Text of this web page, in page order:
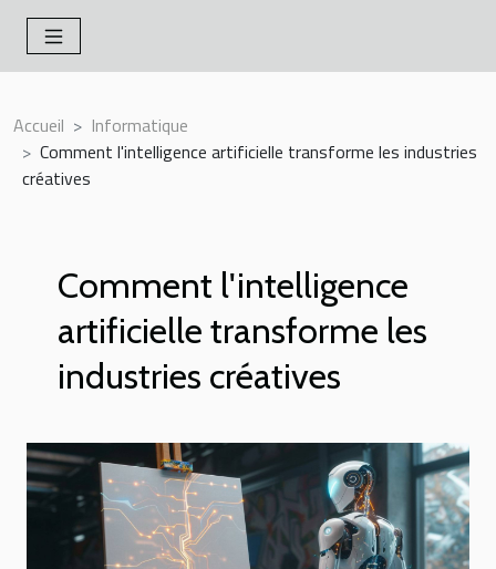
Accueil
Informatique
Comment l'intelligence artificielle transforme les industries
créatives
Comment l'intelligence
artificielle transforme les
industries créatives